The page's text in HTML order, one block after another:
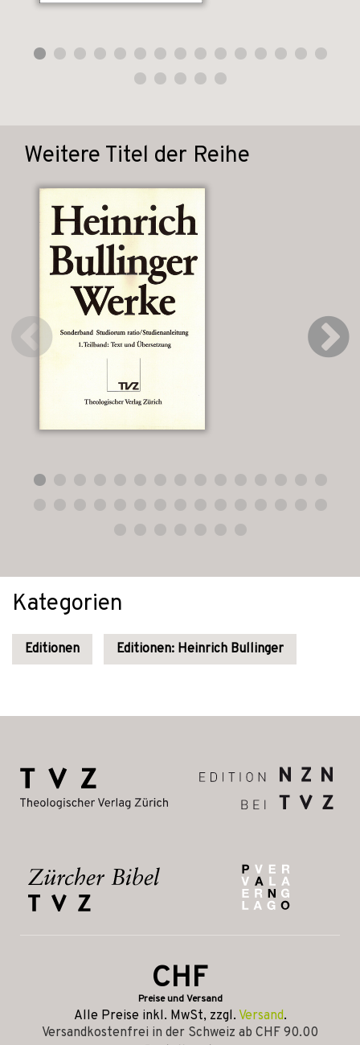
Weitere Titel der Reihe
Kategorien
Editionen Editionen: Heinrich Bullinger
CHF
Preise und Versand
Alle Preise inkl. MwSt, zzgl. Versand.
Versandkostenfrei in der Schweiz ab CHF 90.00